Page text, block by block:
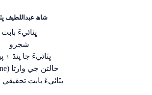
شاھ عبداللطيف
ڀٽائيءَ بابت
شجرو
ڀٽائيءَ جا پنڌ ۽
حالتن جي وارتا (timeline)
ڀٽائيءَ بابت